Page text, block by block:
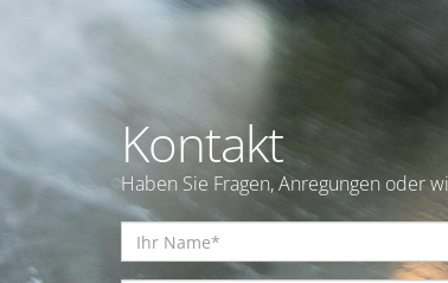
Kontakt
Haben Sie Fragen, Anregungen oder